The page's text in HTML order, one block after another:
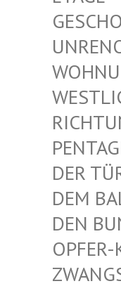
SS –
G –
CHE
NG –
AMM
UND
KON-
KER –
I,